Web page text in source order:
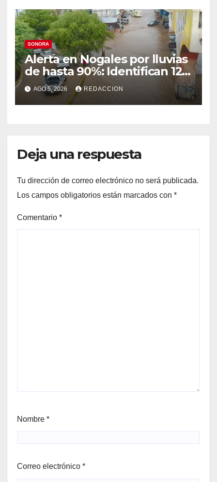
SONORA
Alerta en Nogales por lluvias
de hasta 90%: Identifican 12
vialidades con alto riesgo de
arroyos e inundaciones
AGO 5, 2026 REDACCION
Deja una respuesta
Tu dirección de correo electrónico no será publicada.
Los campos obligatorios están marcados con *
Comentario *
Nombre *
Correo electrónico *